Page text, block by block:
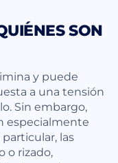
SON
y puede
a una tensión
Sin embargo,
especialmente
las
o rizado,